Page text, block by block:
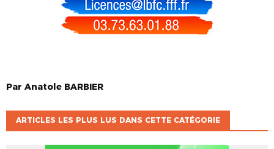
Par Anatole BARBIER
ARTICLES LES PLUS LUS DANS CETTE CATÉGORIE